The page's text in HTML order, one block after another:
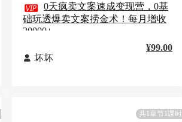
 0天疯卖文案速成变现营，0基
础玩透爆卖文案捞金术！每月增收
20000+
 坏坏
¥99.00
共1章节1课时